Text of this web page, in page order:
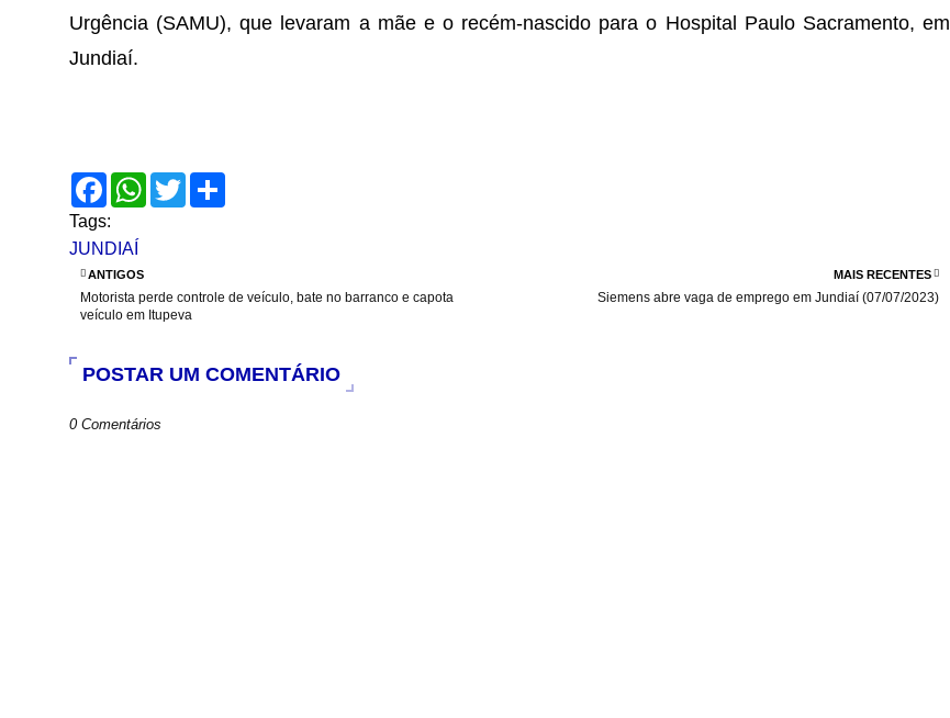
Urgência (SAMU), que levaram a mãe e o recém-nascido para o Hospital Paulo Sacramento, em
Jundiaí.
F
a
c
e
b
o
k
W
h
p
T
w
Tags:
JUNDIAÍ
MAIS RECENTES
Siemens abre vaga de emprego em Jundiaí (07/07/2023)
ANTIGOS
Motorista perde controle de veículo, bate no barranco e capota
veículo em Itupeva
POSTAR UM COMENTÁRIO
0 Comentários